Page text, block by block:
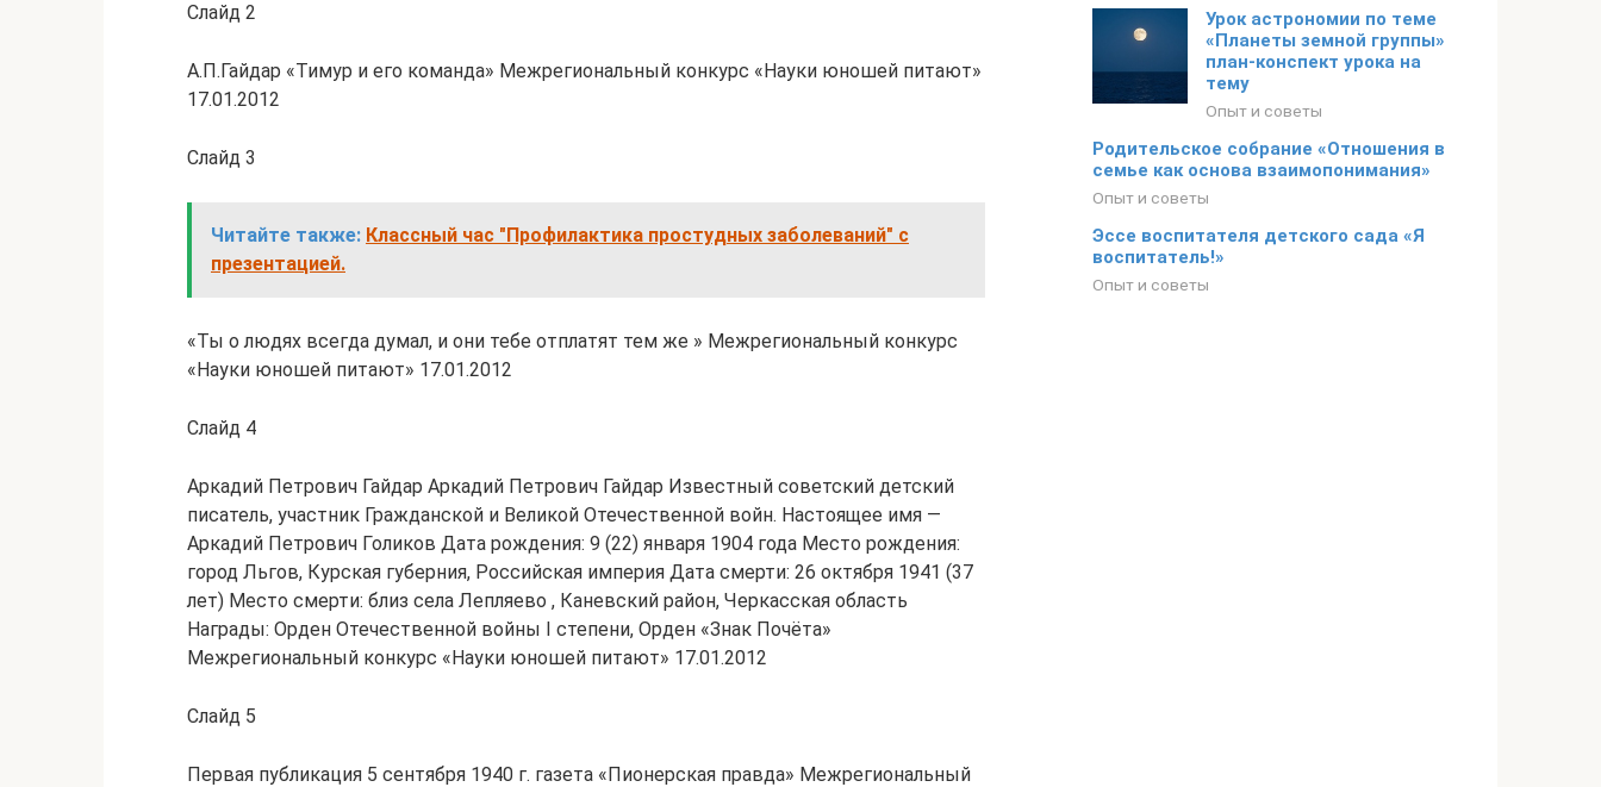
Слайд 2
А.П.Гайдар «Тимур и его команда» Межрегиональный конкурс «Науки юношей питают»
17.01.2012
Слайд 3
Читайте также: Классный час "Профилактика простудных заболеваний" с
презентацией.
«Ты о людях всегда думал, и они тебе отплатят тем же » Межрегиональный конкурс
«Науки юношей питают» 17.01.2012
Слайд 4
Аркадий Петрович Гайдар Аркадий Петрович Гайдар Известный советский детский
писатель, участник Гражданской и Великой Отечественной войн. Настоящее имя —
Аркадий Петрович Голиков Дата рождения: 9 (22) января 1904 года Место рождения:
город Льгов, Курская губерния, Российская империя Дата смерти: 26 октября 1941 (37
лет) Место смерти: близ села Лепляево , Каневский район, Черкасская область
Награды: Орден Отечественной войны I степени, Орден «Знак Почёта»
Межрегиональный конкурс «Науки юношей питают» 17.01.2012
Слайд 5
Первая публикация 5 сентября 1940 г. газета «Пионерская правда» Межрегиональный
Урок астрономии по теме
«Планеты земной группы»
план-конспект урока на
тему
Опыт и советы
Родительское собрание «Отношения в
семье как основа взаимопонимания»
Опыт и советы
Эссе воспитателя детского сада «Я
воспитатель!»
Опыт и советы